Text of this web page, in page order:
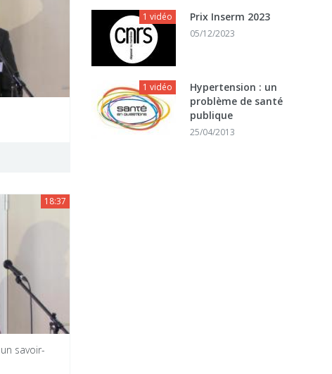
18:37
savoir-
1 vidéo Prix Inserm 2023
05/12/2023
1 vidéo
Hypertension : un
problème de santé
publique
25/04/2013